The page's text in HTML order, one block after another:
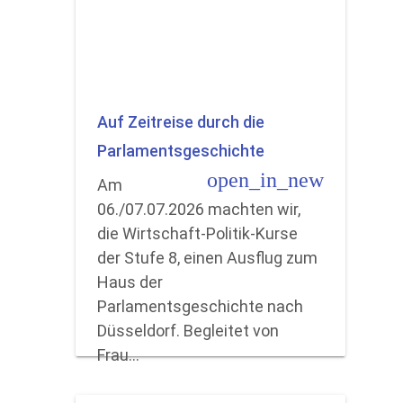
Auf Zeitreise durch die
Parlamentsgeschichte
open_in_new
Am
06./07.07.2026 machten wir,
die Wirtschaft-Politik-Kurse
der Stufe 8, einen Ausflug zum
Haus der
Parlamentsgeschichte nach
Düsseldorf. Begleitet von
Frau…